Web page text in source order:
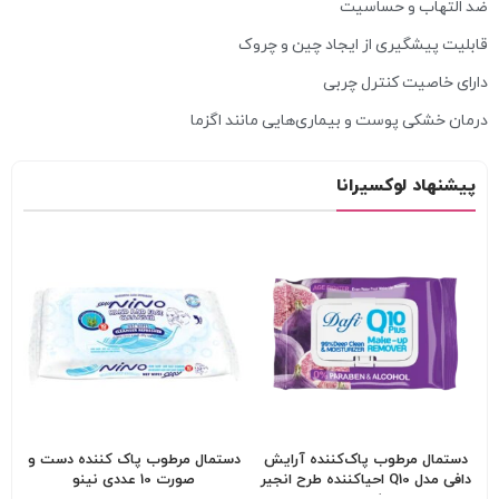
ضد التهاب و حساسیت
قابلیت پیشگیری از ایجاد چین و چروک
دارای خاصیت کنترل چربی
درمان خشکی پوست و بیماری‌هایی مانند اگزما
پیشنهاد لوکسیرانا
دستمال مرطوب پاک‌کننده آرایش
دافی مدل Q10 احیاکننده طرح انجیر
دستمال مرطوب پاک کننده دست و
صورت 10 عددی نینو